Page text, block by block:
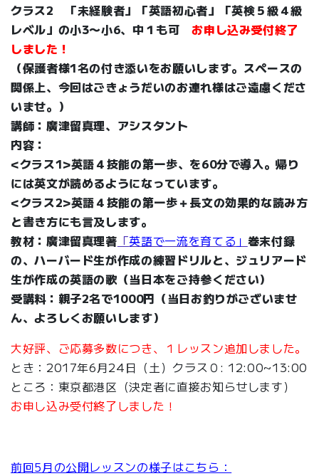
クラス2 「未経験者」「英語初心者」「英検５級４級
レベル」の小3〜小6、中１も可お申し込み受付終了
しました！
（保護者様1名の付き添いをお願いします。スペースの
関係上、今回はごきょうだいのお連れ様はご遠慮くださ
いませ。）
講師：廣津留真理、 アシスタント
内容：
<クラス1>英語４技能の第一歩、を60分で導入。帰り
には英文が読めるようになっています。
<クラス2>英語４技能の第一歩＋長文の効果的な読み方
と書き方にも言及します。
教材：廣津留真理著 「英語で一流を育てる」 巻末付録
の、ハーバード生が作成の練習ドリルと、ジュリアード
生が作成の英語の歌（当日本をご持参ください）
受講料：親子2名で1000円（当日お釣りがございませ
ん、よろしくお願いします）
大好評、ご応募多数につき、１レッスン追加しました。
とき：2017年6月24日（土）クラス０: 12:00~13:00
ところ：東京都港区（決定者に直接お知らせします）
お申し込み受付終了しました！
前回5月の公開レッスンの様子はこちら：